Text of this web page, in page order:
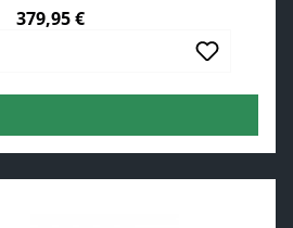
379,95 €